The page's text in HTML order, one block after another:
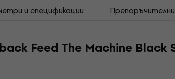
и спецификации
Feed The Machine Black